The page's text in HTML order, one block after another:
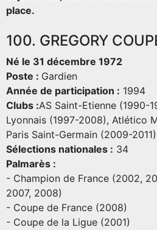
place.
100. GREGORY
Né le 31 décembre 1972
Poste : Gardien
Année de participation : 1994
Clubs :AS Saint-Etienne (1990-
Lyonnais (1997-2008), Atlético
Paris Saint-Germain (2009-2011)
Sélections nationales : 34
Palmarès :
- Champion de France (2002,
2007, 2008)
- Coupe de France (2008)
- Coupe de la Ligue (2001)